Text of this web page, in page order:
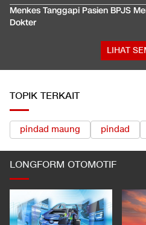
Menkes Tanggapi Pasien BPJS
Dokter
LIHAT
TOPIK TERKAIT
pindad maung pindad
LONGFORM OTOMOTIF